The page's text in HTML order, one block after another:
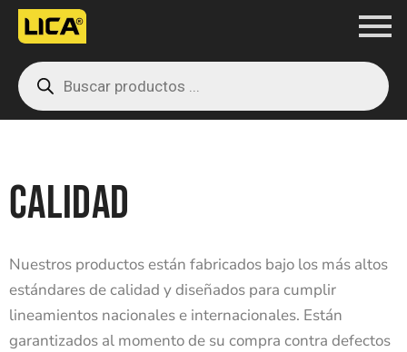
contenido
Products
search
CALIDAD
Nuestros productos están fabricados bajo los más altos
estándares de calidad y diseñados para cumplir
lineamientos nacionales e internacionales. Están
garantizados al momento de su compra contra defectos